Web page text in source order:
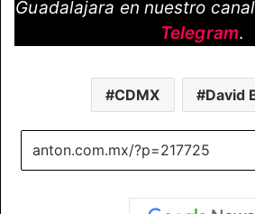
Guadalajara en nuestro
Telegram.
CDMX David